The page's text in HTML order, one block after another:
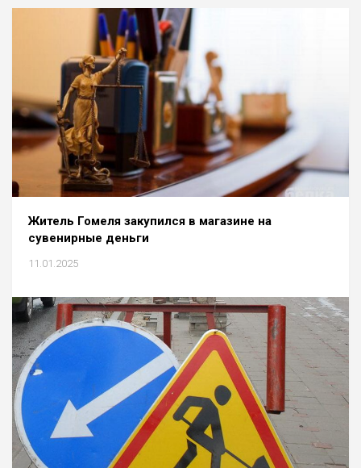
Житель Гомеля закупился в магазине на
сувенирные деньги
11.01.2025